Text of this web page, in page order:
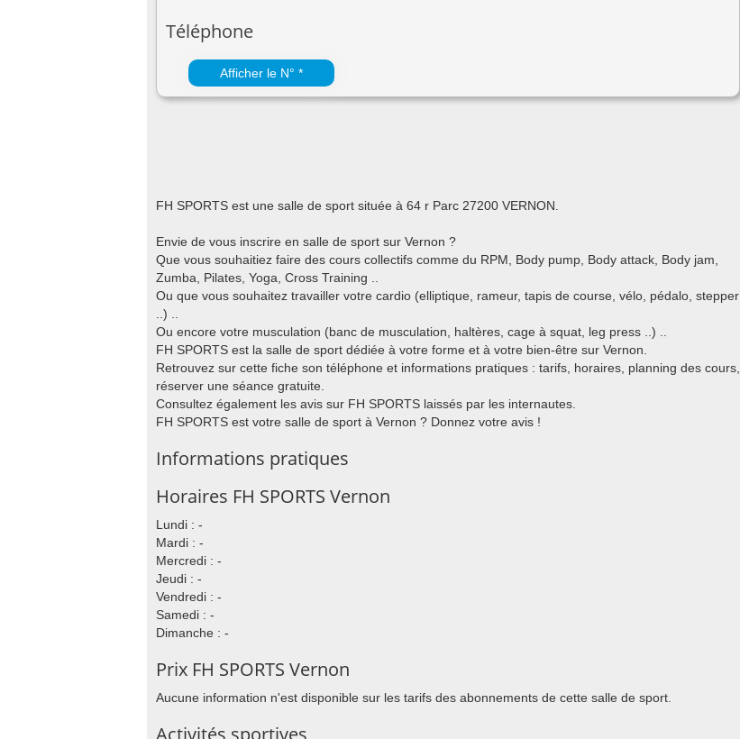
Téléphone
Afficher le N° *
FH SPORTS est une salle de sport située à 64 r Parc 27200 VERNON.
Envie de vous inscrire en salle de sport sur Vernon ?
Que vous souhaitiez faire des cours collectifs comme du RPM, Body pump, Body attack, Body jam,
Zumba, Pilates, Yoga, Cross Training ..
Ou que vous souhaitez travailler votre cardio (elliptique, rameur, tapis de course, vélo, pédalo, stepper
..) ..
Ou encore votre musculation (banc de musculation, haltères, cage à squat, leg press ..) ..
FH SPORTS est la salle de sport dédiée à votre forme et à votre bien-être sur Vernon.
Retrouvez sur cette fiche son téléphone et informations pratiques : tarifs, horaires, planning des cours,
réserver une séance gratuite.
Consultez également les avis sur FH SPORTS laissés par les internautes.
FH SPORTS est votre salle de sport à Vernon ? Donnez votre avis !
Informations pratiques
Horaires FH SPORTS Vernon
Lundi : -
Mardi : -
Mercredi : -
Jeudi : -
Vendredi : -
Samedi : -
Dimanche : -
Prix FH SPORTS Vernon
Aucune information n'est disponible sur les tarifs des abonnements de cette salle de sport.
Activités sportives